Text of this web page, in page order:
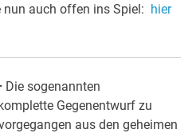
auch offen ins Spiel: hier
Die sogenannten
Gegenentwurf zu
aus den geheimen